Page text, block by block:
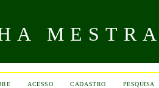
ACESSO CADASTRO
PESQUISA